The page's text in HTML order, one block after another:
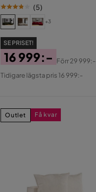
(5)
+3
SE PRISET!
Pris
16 999:-
Original
Förr29 999:-
Tidigare lägsta pris 16 999:-
Outlet Få kvar